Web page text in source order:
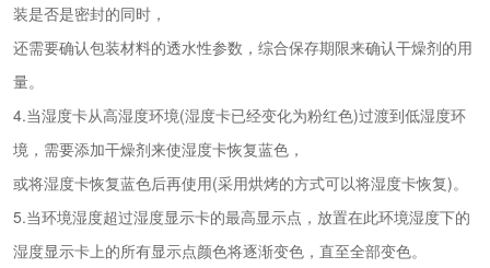
装是否是密封的同时，
还需要确认包装材料的透水性参数，综合保存期限来确认干燥剂的用
量。
4.当湿度卡从高湿度环境(湿度卡已经变化为粉红色)过渡到低湿度环
境，需要添加干燥剂来使湿度卡恢复蓝色，
或将湿度卡恢复蓝色后再使用(采用烘烤的方式可以将湿度卡恢复)。
5.当环境湿度超过湿度显示卡的最高显示点，放置在此环境湿度下的
湿度显示卡上的所有显示点颜色将逐渐变色，直至全部变色。